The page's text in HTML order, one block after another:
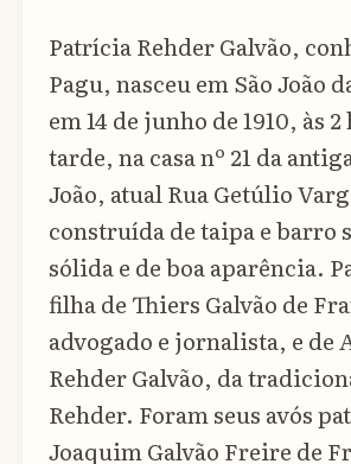
Patrícia Rehder Galvão,
Pagu, nasceu em São João
em 14 de junho de 1910, às
tarde, na casa nº 21 da
João, atual Rua Getúlio
construída de taipa e barro
sólida e de boa aparência.
filha de Thiers Galvão de
advogado e jornalista, e de
Rehder Galvão, da
Rehder. Foram seus avós
Joaquim Galvão Freire de